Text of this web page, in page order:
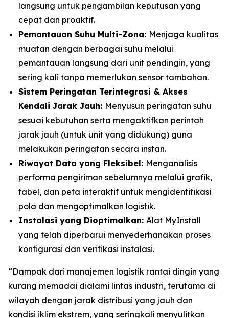
langsung untuk pengambilan keputusan yang
cepat dan proaktif.
Pemantauan Suhu Multi-Zona: Menjaga kualitas
muatan dengan berbagai suhu melalui
pemantauan langsung dari unit pendingin, yang
sering kali tanpa memerlukan sensor tambahan.
Sistem Peringatan Terintegrasi & Akses
Kendali Jarak Jauh: Menyusun peringatan suhu
sesuai kebutuhan serta mengaktifkan perintah
jarak jauh (untuk unit yang didukung) guna
melakukan peringatan secara instan.
Riwayat Data yang Fleksibel: Menganalisis
performa pengiriman sebelumnya melalui grafik,
tabel, dan peta interaktif untuk mengidentifikasi
pola dan mengoptimalkan logistik.
Instalasi yang Dioptimalkan: Alat MyInstall
yang telah diperbarui menyederhanakan proses
konfigurasi dan verifikasi instalasi.
“Dampak dari manajemen logistik rantai dingin yang
kurang memadai dialami lintas industri, terutama di
wilayah dengan jarak distribusi yang jauh dan
kondisi iklim ekstrem, yang seringkali menyulitkan